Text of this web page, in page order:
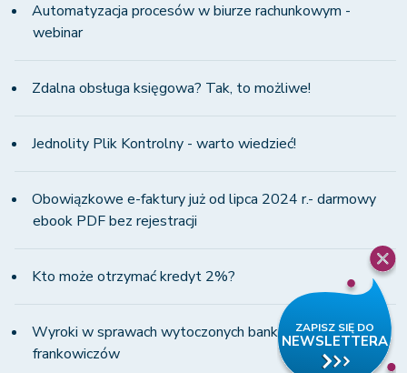
Automatyzacja procesów w biurze rachunkowym -
webinar
Zdalna obsługa księgowa? Tak, to możliwe!
Jednolity Plik Kontrolny - warto wiedzieć!
Obowiązkowe e-faktury już od lipca 2024 r.- darmowy
ebook PDF bez rejestracji
Kto może otrzymać kredyt 2%?
Wyroki w sprawach wytoczonych bankom przez
frankowiczów